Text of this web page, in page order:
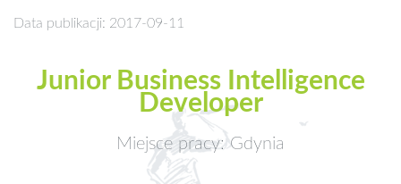
Data publikacji: 2017-09-11
Junior Business Intelligence
Developer
Miejsce pracy: Gdynia